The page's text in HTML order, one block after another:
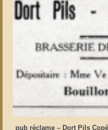
pub réclame – Dort Pils